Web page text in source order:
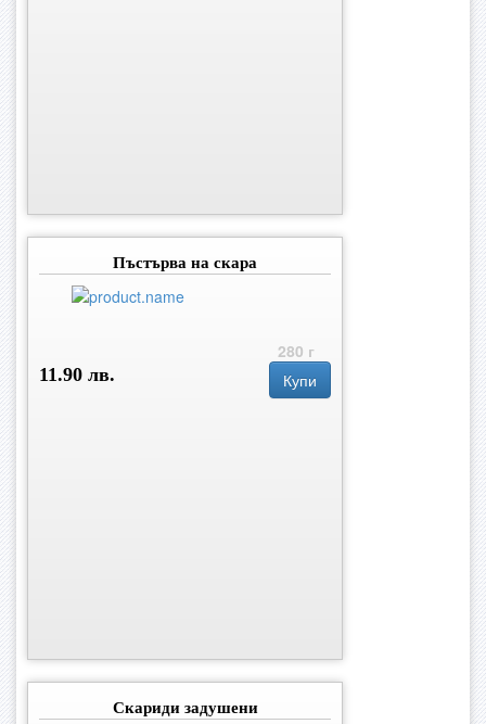
Пъстърва на скара
280 г
11.90 лв.
Купи
Скариди задушени